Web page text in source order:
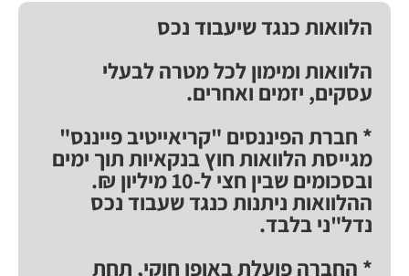
הלוואות כנגד שיעבוד נכס
הלוואות ומימון לכל מטרה לבעלי
עסקים, יזמים ואחרים.
* חברת הפיננסים "קריאייטיב פייננס"
מגייסת הלוואות חוץ בנקאיות תוך ימים
ובסכומים שבין חצי ל-10 מיליון ₪.
ההלוואות ניתנות כנגד שעבוד נכס
נדל"ני בלבד.
* החברה פועלת באופן חוקי, תחת